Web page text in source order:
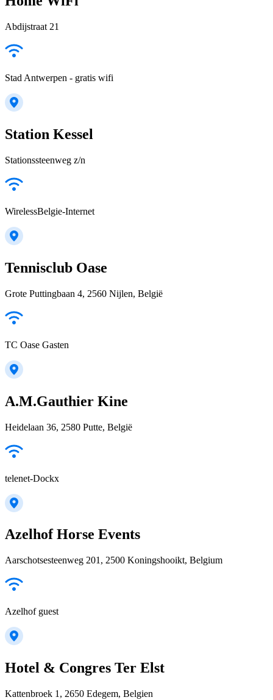
Abdijstraat 21
Stad Antwerpen - gratis wifi
Station Kessel
Stationssteenweg z/n
WirelessBelgie-Internet
Tennisclub Oase
Grote Puttingbaan 4, 2560 Nijlen, België
TC Oase Gasten
A.M.Gauthier Kine
Heidelaan 36, 2580 Putte, België
telenet-Dockx
Azelhof Horse Events
Aarschotsesteenweg 201, 2500 Koningshooikt, Belgium
Azelhof guest
Hotel & Congres Ter Elst
Kattenbroek 1, 2650 Edegem, Belgien